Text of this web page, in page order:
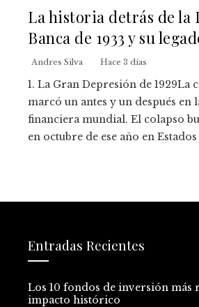
La historia detrás de la
Banca de 1933 y su
Andres Silva Hace 3 días
1. La Gran Depresión de 1929La
marcó un antes y un después en
financiera mundial. El colapso
en octubre de ese año en
Entradas Recientes
Los 10 fondos de inversión más
impacto histórico